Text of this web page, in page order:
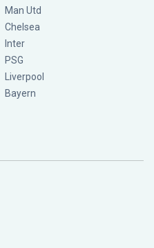
Man Utd
Chelsea
Inter
PSG
Liverpool
Bayern